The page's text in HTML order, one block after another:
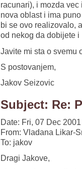
racunari), i mozda
nova oblast i ima
bi se ovo realizovalo,
od nekog da dobijete i
Javite mi sta o svemu
S postovanjem,
Jakov Seizovic
Subject: Re:
Date: Fri, 07 Dec
From: Vladana Likar-
To: jakov
Dragi Jakove,